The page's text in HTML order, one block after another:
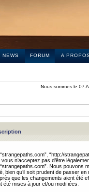
NEWS FORUM A
Nous sommes le 07
“http://
n’acceptez pas d’être
Nous pouvons
bien qu’il soit prudent de passer
que les changements aient été
été mises à jour et/ou modifiées.